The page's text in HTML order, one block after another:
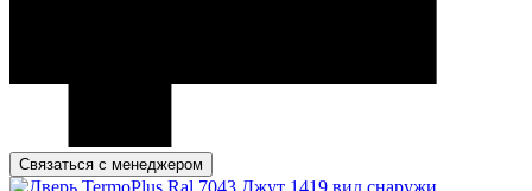
Связаться с менеджером